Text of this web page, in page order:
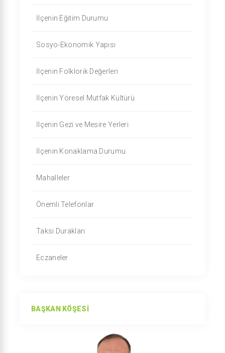
İlçenin Eğitim Durumu
Sosyo-Ekonomik Yapısı
İlçenin Folklorik Değerleri
İlçenin Yöresel Mutfak Kültürü
İlçenin Gezi ve Mesire Yerleri
İlçenin Konaklama Durumu
Mahalleler
Önemli Telefonlar
Taksi Durakları
Eczaneler
BAŞKAN KÖŞESI